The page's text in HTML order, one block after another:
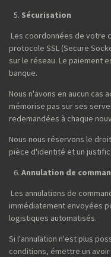
Sécurisation
Les coordonnées de votre
protocole SSL (Secure
sur le réseau. Le paiement
banque.
Nous n'avons en aucun cas
mémorise pas sur ses
redemandées à chaque
Nous nous réservons le
pièce d'identité et un
Annulation de
Les annulations de
immédiatement envoyées
logistiques automatisés.
Si l'annulation n'est plus
conditions, émettre un